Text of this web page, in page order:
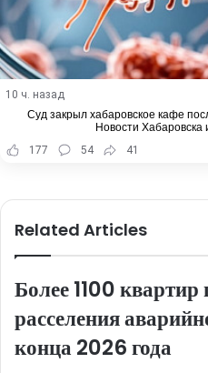
10 ч. назад
Суд закрыл хабаровское кафе
Новости Хабаровска
177
54 41
Related Articles
Более 1100 квартир
расселения
конца 2026 года